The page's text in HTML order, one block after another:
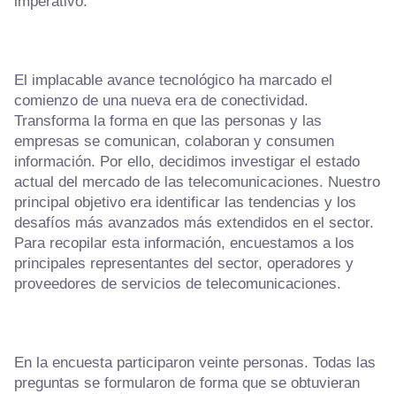
El implacable avance tecnológico ha marcado el
comienzo de una nueva era de conectividad.
Transforma la forma en que las personas y las
empresas se comunican, colaboran y consumen
información. Por ello, decidimos investigar el estado
actual del mercado de las telecomunicaciones. Nuestro
principal objetivo era identificar las tendencias y los
desafíos más avanzados más extendidos en el sector.
Para recopilar esta información, encuestamos a los
principales representantes del sector, operadores y
proveedores de servicios de telecomunicaciones.
En la encuesta participaron veinte personas. Todas las
preguntas se formularon de forma que se obtuvieran